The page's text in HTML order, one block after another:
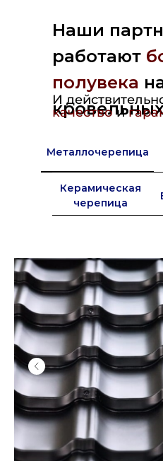
Наши
работают
полувека
И
качествои
Металлочерепица
Керамическая
черепица